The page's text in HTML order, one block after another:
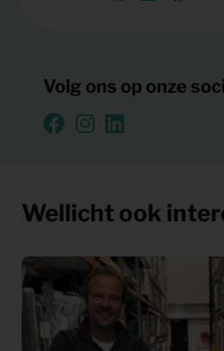
Volg ons op onze
Wellicht ook